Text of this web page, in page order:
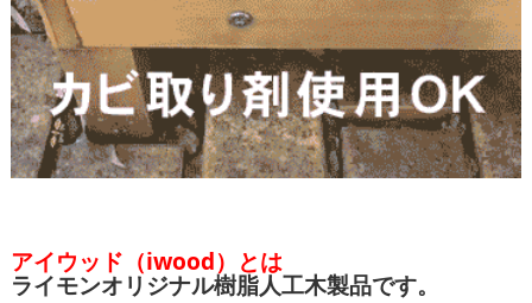
アイウッド（iwood）とは
ライモンオリジナル樹脂人工木製品です。